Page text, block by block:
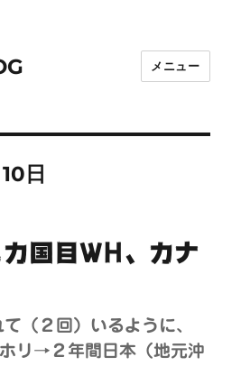
メニュー
日
国目WH、カナ
（２回）いるように、
リ→２年間日本（地元沖